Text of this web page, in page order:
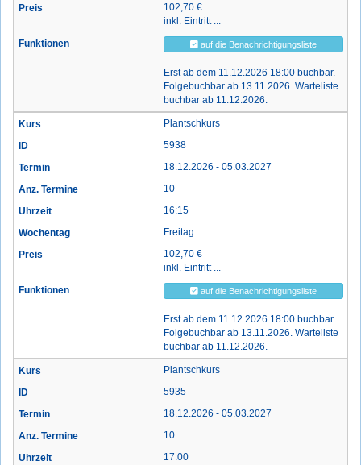
102,70 €
inkl. Eintritt ...
auf die Benachrichtigungsliste
Erst ab dem 11.12.2026 18:00 buchbar.
Folgebuchbar ab 13.11.2026. Warteliste
buchbar ab 11.12.2026.
Plantschkurs
5938
18.12.2026 - 05.03.2027
10
16:15
Freitag
102,70 €
inkl. Eintritt ...
auf die Benachrichtigungsliste
Erst ab dem 11.12.2026 18:00 buchbar.
Folgebuchbar ab 13.11.2026. Warteliste
buchbar ab 11.12.2026.
Plantschkurs
5935
18.12.2026 - 05.03.2027
10
17:00